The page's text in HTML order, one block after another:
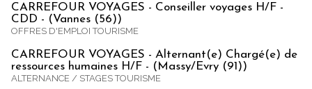
CARREFOUR VOYAGES - Conseiller voyages H/F -
CDD - (Vannes (56))
OFFRES D'EMPLOI TOURISME
CARREFOUR VOYAGES - Alternant(e) Chargé(e) de
ressources humaines H/F - (Massy/Evry (91))
ALTERNANCE / STAGES TOURISME